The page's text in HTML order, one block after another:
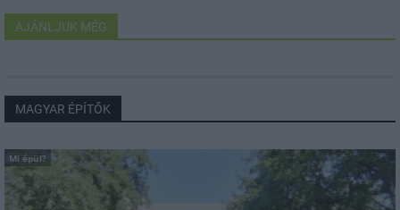
AJÁNLJUK MÉG
MAGYAR ÉPÍTŐK
Mi épül?